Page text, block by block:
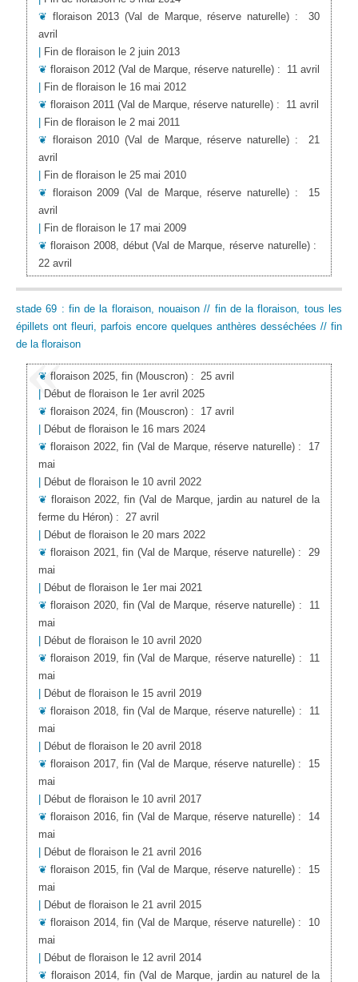
❦ floraison 2013 (Val de Marque, réserve naturelle) :30
avril
Fin de floraison le 2 juin 2013
❦ floraison 2012 (Val de Marque, réserve naturelle): 11 avril
Fin de floraison le 16 mai 2012
❦ floraison 2011 (Val de Marque, réserve naturelle): 11 avril
Fin de floraison le 2 mai 2011
❦ floraison 2010 (Val de Marque, réserve naturelle) :21
avril
Fin de floraison le 25 mai 2010
❦ floraison 2009 (Val de Marque, réserve naturelle) : 15
avril
Fin de floraison le 17 mai 2009
❦floraison 2008, début (Val de Marque, réserve naturelle):
22 avril
stade 69 : fin de la floraison, nouaison // fin de la floraison, tous les
épillets ont fleuri, parfois encore quelques anthères desséchées // fin
de la floraison
❦ floraison 2025, fin (Mouscron): 25 avril
Début de floraison le 1er avril 2025
❦ floraison 2024, fin (Mouscron): 17 avril
Début de floraison le 16 mars 2024
❦floraison 2022, fin (Val de Marque, réserve naturelle): 17
mai
Début de floraison le 10 avril 2022
❦ floraison 2022, fin (Val de Marque, jardin au naturel de la
ferme du Héron): 27 avril
Début de floraison le 20 mars 2022
❦floraison 2021, fin (Val de Marque, réserve naturelle): 29
mai
Début de floraison le 1er mai 2021
❦floraison 2020, fin (Val de Marque, réserve naturelle) : 11
mai
Début de floraison le 10 avril 2020
❦floraison 2019, fin (Val de Marque, réserve naturelle) : 11
mai
Début de floraison le 15 avril 2019
❦floraison 2018, fin (Val de Marque, réserve naturelle) : 11
mai
Début de floraison le 20 avril 2018
❦floraison 2017, fin (Val de Marque, réserve naturelle): 15
mai
Début de floraison le 10 avril 2017
❦floraison 2016, fin (Val de Marque, réserve naturelle): 14
mai
Début de floraison le 21 avril 2016
❦floraison 2015, fin (Val de Marque, réserve naturelle): 15
mai
Début de floraison le 21 avril 2015
❦floraison 2014, fin (Val de Marque, réserve naturelle): 10
mai
Début de floraison le 12 avril 2014
❦ floraison 2014, fin (Val de Marque, jardin au naturel de la